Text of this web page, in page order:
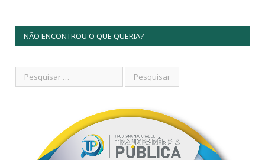
NÃO ENCONTROU O QUE QUERIA?